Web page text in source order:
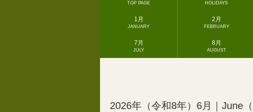
TOP PAGE HOLIDAYS
1月
JANUARY
2月
FEBRUARY
7月
JULY
8月
AUGUST
2026年（令和8年）6月｜June